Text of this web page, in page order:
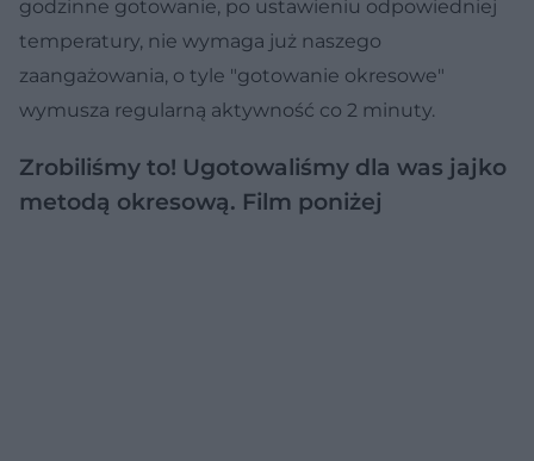
godzinne gotowanie, po ustawieniu odpowiedniej
temperatury, nie wymaga już naszego
zaangażowania, o tyle "gotowanie okresowe"
wymusza regularną aktywność co 2 minuty.
Zrobiliśmy to! Ugotowaliśmy dla was jajko
metodą okresową. Film poniżej